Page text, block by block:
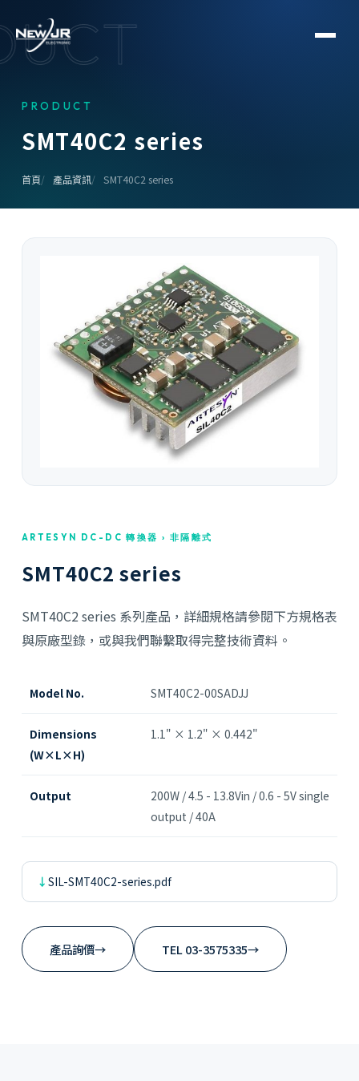
PRODUCT
SMT40C2 series
首頁 產品資訊 SMT40C2 series
ARTESYN DC-DC 轉換器 › 非隔離式
SMT40C2 series
SMT40C2 series 系列產品，詳細規格請參閱下方規格表
與原廠型錄，或與我們聯繫取得完整技術資料。
Model No. SMT40C2-00SADJJ
Dimensions
(W×L×H)
1.1" × 1.2" × 0.442"
Output
200W / 4.5 - 13.8Vin / 0.6 - 5V single
output / 40A
SIL-SMT40C2-series.pdf
產品詢價→ TEL 03-3575335→